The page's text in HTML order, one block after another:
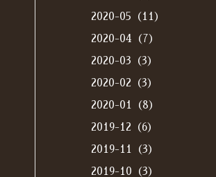
2020-05（11）
2020-04（7）
2020-03（3）
2020-02（3）
2020-01（8）
2019-12（6）
2019-11（3）
2019-10（3）